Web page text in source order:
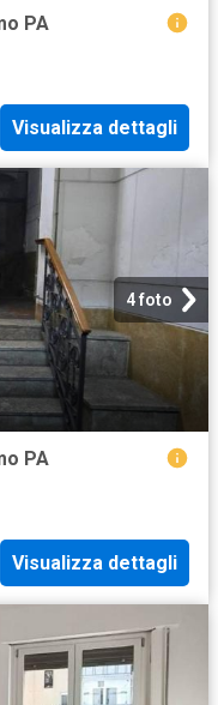
PA
Visualizza dettagli
4 foto
PA
Visualizza dettagli